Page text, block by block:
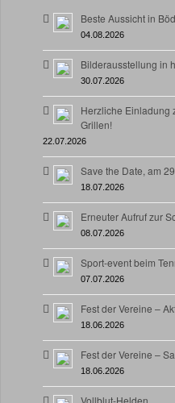
Beste Aussicht in
04.08.2026
Bilderausstellung in
30.07.2026
Herzliche Einladung
Grillen!
22.07.2026
Save the Date, am
18.07.2026
Erneuter Aufruf zur
08.07.2026
Sport-event beim
07.07.2026
Fest der Vereine –
18.06.2026
Fest der Vereine –
18.06.2026
Vollblut-Helden